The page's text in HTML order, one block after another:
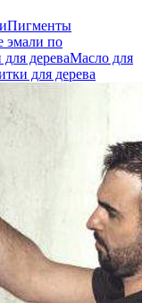
Пигменты
эмали по
дереваМасло для
для дерева